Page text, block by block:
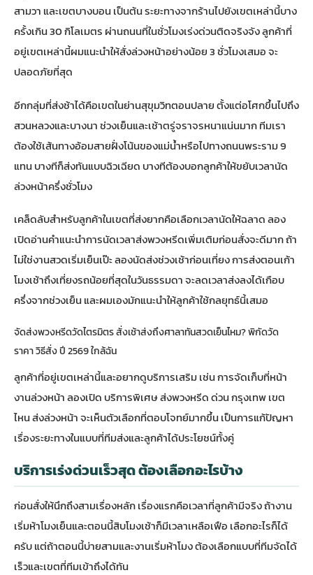
สามวา และเขตบางบอน เป็นต้น ระยะทางจากร้านไปยังเขตเหล่านี้บาง
ครั้งเกิน 30 กิโลเมตร ผ่านถนนที่ในชั่วโมงเร่งด่วนติดจริงจัง ลูกค้าที่
อยู่เขตเหล่านี้ผมแนะนำให้สั่งล่วงหน้าอย่างน้อย 3 ชั่วโมงเสมอ จะ
ปลอดภัยที่สุด
อีกกลุ่มที่ส่งช้าได้คือเขตในย่านสุขุมวิทตอนปลาย ตั้งแต่อโศกขึ้นไปถึง
สวนหลวงและบางนา ช่วงเย็นและเช้าตรู่จราจรหนาแน่นมาก ทีมเรา
ต้องใช้เส้นทางอ้อมสายฝั่งโน้นของแม่น้ำหรือไปทางถนนพระราม 9
แทน บางทีก็ส่งทันแบบฉิวเฉียด บางทีต้องบอกลูกค้าให้ขยับเวลานัด
ล่วงหน้าครึ่งชั่วโมง
เคล็ดลับสำหรับลูกค้าในเขตที่ส่งยากคือเลือกเวลานัดให้ฉลาด ลอง
เปิดอ่านคำแนะนำการนัดเวลาส่งพวงหรีดเพิ่มเติมก่อนสั่งจะดีมาก ถ้า
ไม่ใช่งานสวดเริ่มเย็นเป๊ะ ลองนัดส่งช่วงเช้าก่อนเที่ยง การส่งตอนเก้า
โมงเช้าถึงเที่ยงรถน้อยที่สุดในวันธรรมดา จะลดเวลาส่งลงได้เกือบ
ครึ่งจากช่วงเย็น และผมเองมักแนะนำให้ลูกค้าใช้กลยุทธ์นี้เสมอ
จัดส่งพวงหรีดวัดไตรมิตร สั่งเช้าส่งถึงศาลาทันสวดเย็นไหม? พิกัดวัด
ราคา วิธีสั่ง ปี 2569 ใกล้ฉัน
ลูกค้าที่อยู่เขตเหล่านี้และอยากดูบริการเสริม เช่น การจัดเก็บที่หน้า
งานล่วงหน้า ลองเปิด บริการพิเศษ ส่งพวงหรีด ด่วน กรุงเทพ เขต
ไหน ส่งล่วงหน้าจะเห็นตัวเลือกที่ตอบโจทย์มากขึ้น เป็นการแก้ปัญหา
เรื่องระยะทางในแบบที่ทีมส่งและลูกค้าได้ประโยชน์ทั้งคู่
บริการเร่งด่วนเร็วสุด ต้องเลือกอะไรบ้าง
ก่อนสั่งให้นึกถึงสามเรื่องหลัก เรื่องแรกคือเวลาที่ลูกค้ามีจริง ถ้างาน
เริ่มห้าโมงเย็นและตอนนี้สิบโมงเช้าก็มีเวลาเหลือเฟือ เลือกอะไรก็ได้
ครับ แต่ถ้าตอนนี้บ่ายสามและงานเริ่มห้าโมง ต้องเลือกแบบที่ทีมจัดได้
เร็วและเขตที่ทีมเข้าถึงได้ทัน